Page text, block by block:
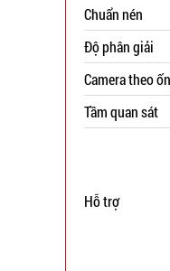
Chuẩn nén
Độ phân giải
Camera theo
Tầm quan sát
Hỗ trợ